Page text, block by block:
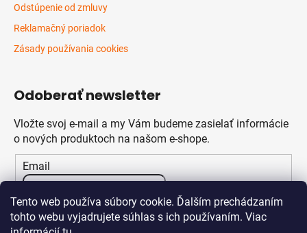
Tento web používa súbory cookie. Ďalším prechádzaním
tohto webu vyjadrujete súhlas s ich používaním. Viac
Odstúpenie od zmluvy
Reklamačný poriadok
Zásady používania cookies
Odoberať newsletter
Vložte svoj e-mail a my Vám budeme zasielať informácie
o nových produktoch na našom e-shope.
Email
Vložením e-mailu súhlasíte spodmienkami ochrany
osobných údajov